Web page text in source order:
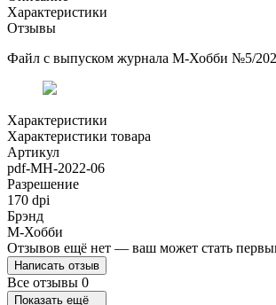
Характеристики
Отзывы
Файл с выпуском журнала М-Хобби №5/
Характеристики
Характеристики товара
Артикул
pdf-MH-2022-06
Разрешение
170 dpi
Брэнд
М-Хобби
Отзывов ещё нет — ваш может стать
Написать отзыв
Все отзывы 0
Показать ещё